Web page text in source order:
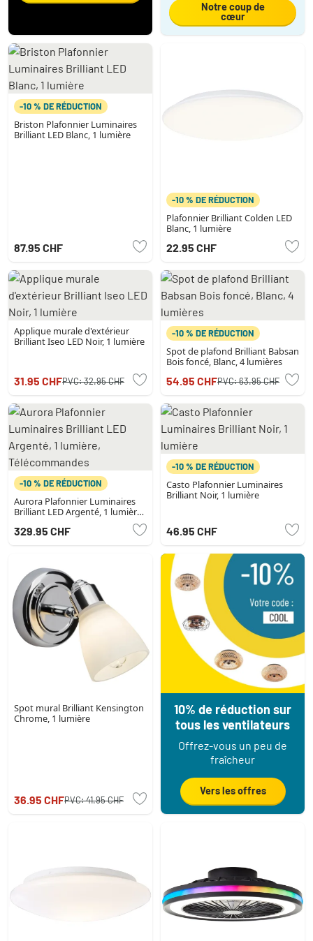
Notre coup de
cœur
-10 % DE RÉDUCTION
Briston Plafonnier Luminaires
Brilliant LED Blanc, 1 lumière
87.95 CHF
-10 % DE RÉDUCTION
Plafonnier Brilliant Colden LED
Blanc, 1 lumière
22.95 CHF
Applique murale d'extérieur
Brilliant Iseo LED Noir, 1 lumière
31.95 CHFPVC:32.95 CHF
-10 % DE RÉDUCTION
Spot de plafond Brilliant Babsan
Bois foncé, Blanc, 4 lumières
54.95 CHFPVC:63.95 CHF
-10 % DE RÉDUCTION
Aurora Plafonnier Luminaires
Brilliant LED Argenté, 1 lumière,
329.95 CHF
-10 % DE RÉDUCTION
Casto Plafonnier Luminaires
Brilliant Noir, 1 lumière
46.95 CHF
Spot mural Brilliant Kensington
Chrome, 1 lumière
36.95 CHFPVC:41.95 CHF
10% de réduction sur
tous les ventilateurs
Offrez-vous un peu de
fraîcheur
Vers les offres